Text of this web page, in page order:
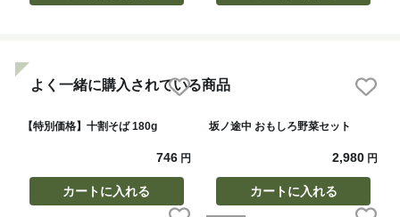
よく一緒に購入されている商品
【特別価格】十割そば 180g
746円
カートに入れる
坂ノ途中 おもしろ野菜セット
2,980 円
カートに入れる